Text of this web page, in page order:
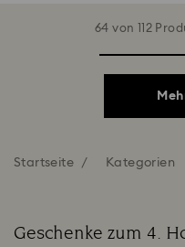
64 von 112
Startseite Kategorien
Geschenke zum 4.